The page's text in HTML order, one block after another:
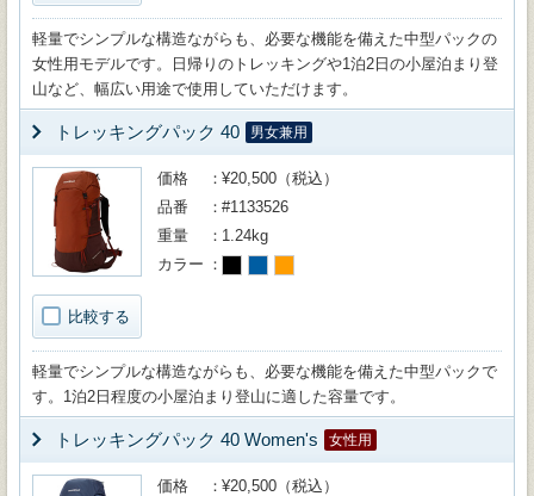
軽量でシンプルな構造ながらも、必要な機能を備えた中型パックの
女性用モデルです。日帰りのトレッキングや1泊2日の小屋泊まり登
山など、幅広い用途で使用していただけます。
トレッキングパック 40 男女兼用
比較する
価格
¥20,500（税込）
品番
#1133526
重量
1.24kg
カラー
軽量でシンプルな構造ながらも、必要な機能を備えた中型パックで
す。1泊2日程度の小屋泊まり登山に適した容量です。
トレッキングパック 40 Women's 女性用
価格
¥20,500（税込）